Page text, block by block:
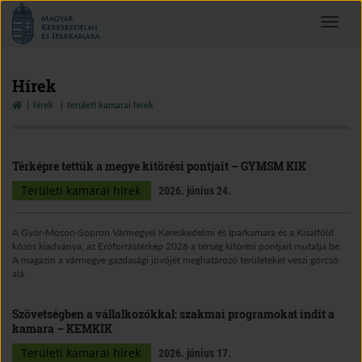
Magyar
Kereskedelmi
és
Toggle
Hírek
hírek területi kamarai hírek
Térképre tettük a megye kitörési pontjait – GYMSM KIK
Területi kamarai hírek
2026. június 24.
A Győr-Moson-Sopron Vármegyei Kereskedelmi és Iparkamara és a Kisalföld
közös kiadványa, az Erőforrástérkép 2026 a térség kitörési pontjait mutatja be.
A magazin a vármegye gazdasági jövőjét meghatározó területeket veszi górcső
alá.
Szövetségben a vállalkozókkal: szakmai programokat indít a
kamara – KEMKIK
Területi kamarai hírek
2026. június 17.